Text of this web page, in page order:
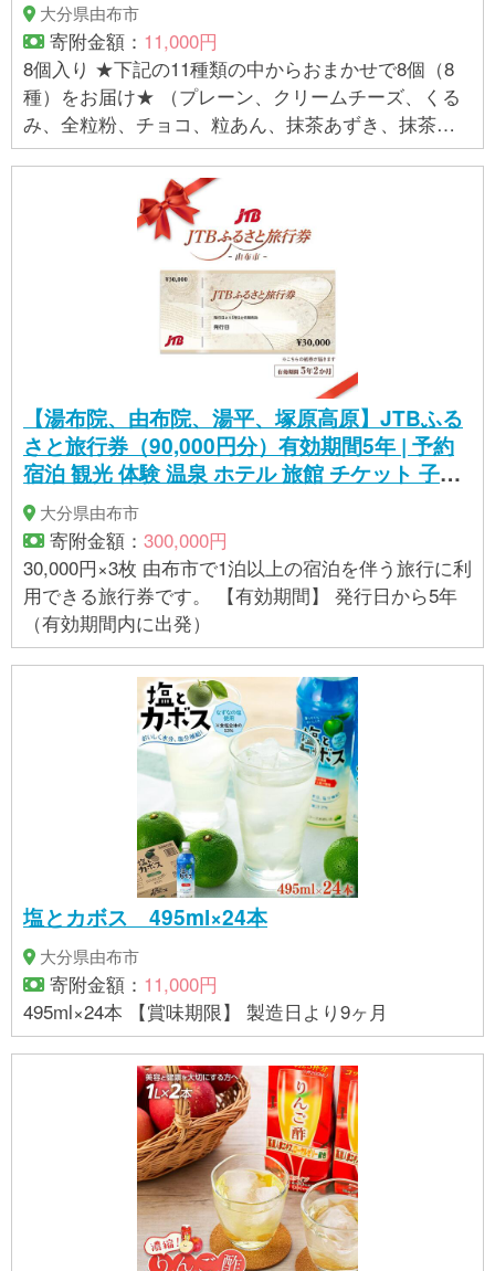
大分県由布市
寄附金額： 11,000円
8個入り ★下記の11種類の中からおまかせで8個（8
種）をお届け★ （プレーン、クリームチーズ、くる
み、全粒粉、チョコ、粒あん、抹茶あずき、抹茶み
るく、クリームチーズクランベリー、ゆふいん味噌
くるみ、シナモンレーズン） ※種類をお選びいただけ
ませんので予めご了承ください ※この商品には焼き戻
し用温泉水は付属しません 【原材料名】 ・プレー
ン 国産小麦、国産大豆ペースト、きび砂糖、塩、
イースト(原材料の一部に小麦、大豆を含む) ・クリ
ームチーズ 国産小麦、クリームチーズ、国産大豆
ペースト、きび砂糖、塩、イースト(原材料の一部に
小麦、大豆、乳を含む) ・くるみ 国産小麦、くる
み、国産大豆ペースト、きび砂糖、塩、イースト(原
材料の一部に小麦、大豆を含む) ・全粒粉 国産小
麦、石臼引き全粒粉、国産大豆ペースト、きび砂
糖、塩、イースト(原材料の一部に小麦、大豆を含む)
・チョコ 国産小麦、チョコチップ、国産大豆ペー
スト、きび砂糖、塩、イースト(原材料の一部に小
麦、大豆、乳を含む) ・粒あん 国産小麦、北海道産
粒あん、国産大豆ペースト、きび砂糖、黒ゴマ、
塩、イースト(原材料の一部に小麦、大豆を含む) ・
抹茶あずき 国産小麦、北海道産粒あん、国産大豆
ペースト、きび砂糖、抹茶パウダー、塩、イース
ト、黒ゴマ(原材料の一部に小麦、大豆を含む) ・抹
茶ミルク 国産小麦、ホワイトチョコ、国産大豆ペ
ースト、きび砂糖、抹茶パウダー、塩、イースト(原
材料の一部に小麦、大豆、乳を含む) ・クリームチー
ズクランベリー 国産小麦、クリームチーズ、ドラ
イクランベリー、国産大豆ペースト、きび砂糖、
塩、イースト(原材料の一部に小麦、大豆、乳を含む)
・ゆふいん味噌くるみ 国産小麦、くるみ味噌(くる
み、味噌、砂糖、みりん)国産大豆ペースト、きび砂
糖、塩、イースト(原材料の一部に小麦、大豆を含む)
・シナモンレーズン 国産小麦、レーズン、国産大
豆ペースト、きび砂糖、シナモンパウダー、塩、イ
ースト(原材料の一部に小麦、大豆を含む) 【消費期
限】 製造日より冷凍で1か月 解凍後はお早めにお召
し上がりください。 【アレルギー】 小麦、乳、オレ
ンジ、くるみ、ごま、大豆 ・卵、アーモンドを原材
料にした製品と同じ工程で作られています ※ 表示内
容に関しては各事業者の指定に基づき掲載してお
り、一切の内容を保証するものではございません。 ※
ご不明の点がございましたら事業者まで直接お問い
合わせ下さい。
【湯布院、由布院、湯平、塚原高原】JTBふる
さと旅行券（90,000円分）有効期間5年 | 予約
宿泊 観光 体験 温泉 ホテル 旅館 チケット 子供
子連れ カップル 家族 店頭 電話 由布市
大分県由布市
寄附金額： 300,000円
30,000円×3枚 由布市で1泊以上の宿泊を伴う旅行に利
用できる旅行券です。 【有効期間】 発行日から5年
（有効期間内に出発）
塩とカボス 495ml×24本
大分県由布市
寄附金額： 11,000円
495ml×24本 【賞味期限】 製造日より9ヶ月